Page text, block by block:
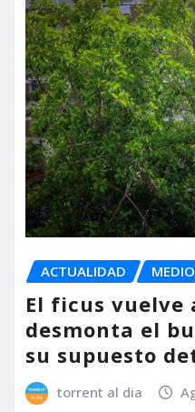
ACTUALIDAD
El ficus vuelve
desmonta el
su supuesto
torrent al dia